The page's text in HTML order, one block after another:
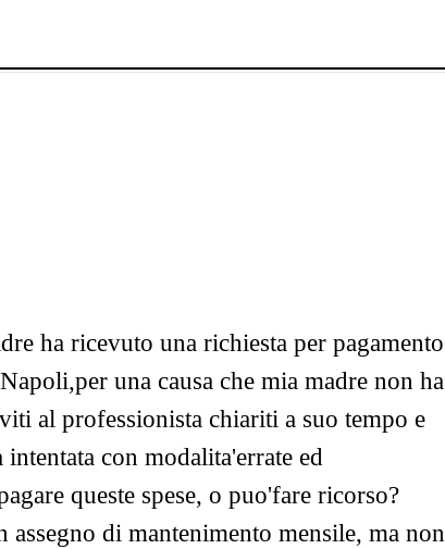
ha ricevuto una richiesta per pagamento
una causa che mia madre non ha
al professionista chiariti a suo tempo e
con modalita'errate ed
queste spese, o puo'fare ricorso?
di mantenimento mensile, ma non